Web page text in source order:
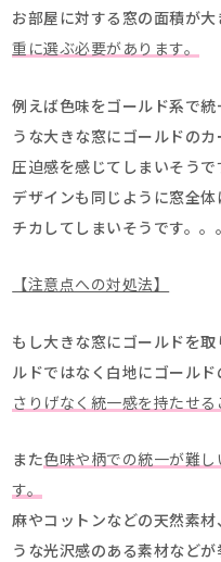
お部屋に対する窓の面積が大
重に選ぶ必要があります。
例えば色味をゴールド系で
うな大きな窓にゴールドの
圧迫感を感じてしまいそうで
デザインも同じように窓全
チカしてしまいそうです。。
【注意点への対処法】
もし大きな窓にゴールドを
ルドではなく白地にゴールド
さりげなく統一感を持たせる
また色味や柄での統一が難
す。
麻やコットンなどの天然素
うな光沢感のある素材などが